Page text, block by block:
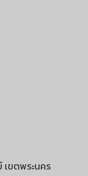
เขตพระนคร